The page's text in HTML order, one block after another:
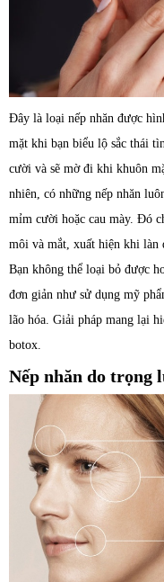
Đây là loại nếp nhăn được
mặt khi bạn biểu lộ sắc thái
cười và sẽ mờ đi khi khuôn
nhiên, có những nếp nhăn
mỉm cười hoặc cau mày. Đó
môi và mắt, xuất hiện khi làn
Bạn không thể loại bỏ được
đơn giản như sử dụng mỹ
lão hóa. Giải pháp mang lại
botox.
Nếp nhăn do trọng